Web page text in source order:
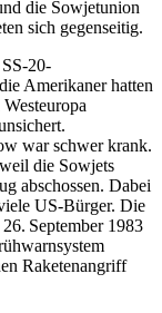
die Sowjetunion
sich gegenseitig.
20-
Amerikaner hatten
war schwer krank.
die Sowjets
abschossen. Dabei
US-Bürger. Die
September 1983
Raketenangriff